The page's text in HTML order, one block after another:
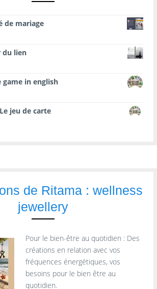
de mariage
du lien
game in english
jeu de carte
de Ritama : wellness
jewellery
Pour le bien-être au quotidien : Des
créations en relation avec vos
fréquences énergétiques, vos
besoins pour le bien être au
quotidien.